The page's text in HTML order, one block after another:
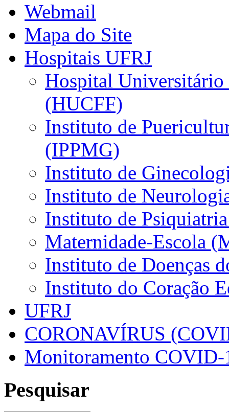
Webmail
Mapa do Site
Hospitais UFRJ
Hospital
(HUCFF)
Instituto de
(IPPMG)
Instituto de
Instituto de
Instituto de
Maternidade-Escola
Instituto de Doenças
Instituto do Coração
UFRJ
CORONAVÍRUS
Monitoramento COVID-
Pesquisar